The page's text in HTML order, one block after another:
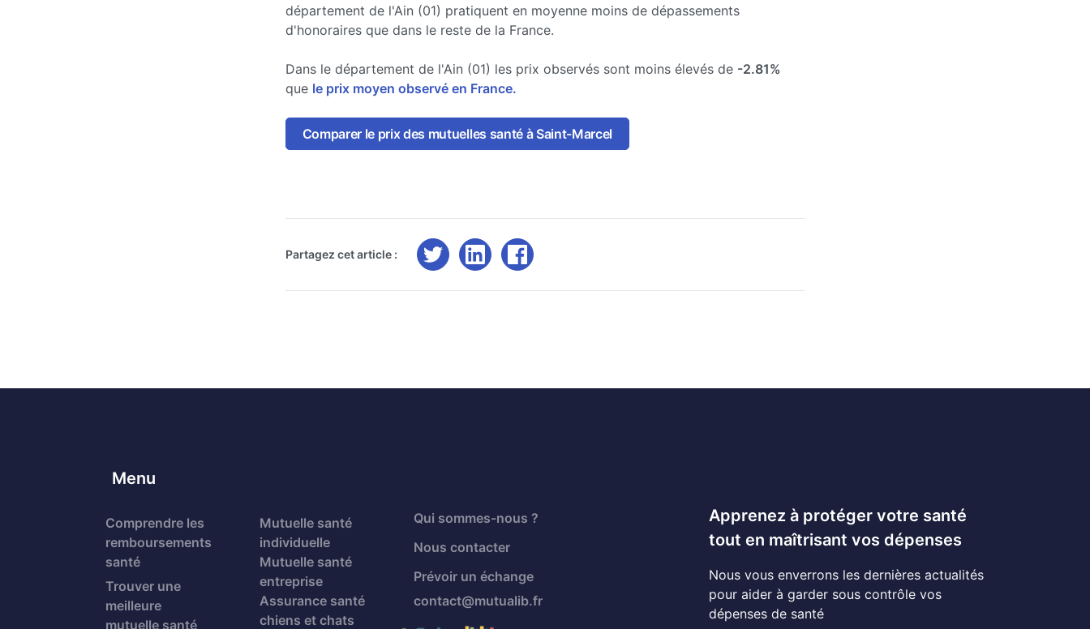
département de l'Ain (01) pratiquent en moyenne moins de dépassements
d'honoraires que dans le reste de la France.
Dans le département de l'Ain (01) les prix observés sont moins élevés de -2.81%
que le prix moyen observé en France.
Comparer le prix des mutuelles santé à Saint-Marcel
Partagez cet article :
Menu
Comprendre les
remboursements
santé
Trouver une
meilleure
mutuelle santé
Mutuelle santé
individuelle
Mutuelle santé
entreprise
Assurance santé
chiens et chats
Qui sommes-nous ?
Nous contacter
Prévoir un échange
contact@mutualib.fr
Apprenez à protéger votre santé
tout en maîtrisant vos dépenses
Nous vous enverrons les dernières actualités
pour aider à garder sous contrôle vos
dépenses de santé